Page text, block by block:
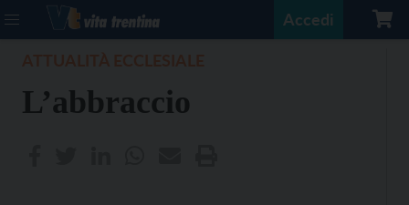
Accedi
L’abbraccio